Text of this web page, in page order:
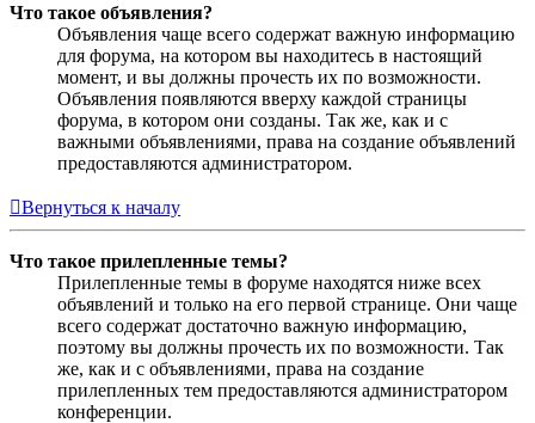
Что такое объявления?
Объявления чаще всего содержат важную информацию
для форума, на котором вы находитесь в настоящий
момент, и вы должны прочесть их по возможности.
Объявления появляются вверху каждой страницы
форума, в котором они созданы. Так же, как и с
важными объявлениями, права на создание объявлений
предоставляются администратором.
Вернуться к началу
Что такое прилепленные темы?
Прилепленные темы в форуме находятся ниже всех
объявлений и только на его первой странице. Они чаще
всего содержат достаточно важную информацию,
поэтому вы должны прочесть их по возможности. Так
же, как и с объявлениями, права на создание
прилепленных тем предоставляются администратором
конференции.